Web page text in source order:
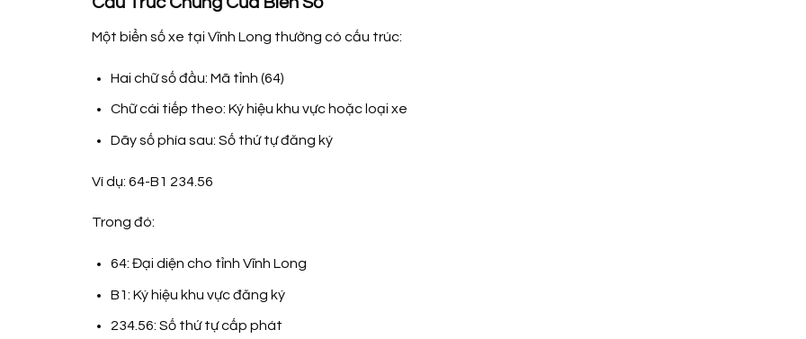
Một biển số xe tại Vĩnh Long thường có cấu trúc:
Hai chữ số đầu: Mã tỉnh (64)
Chữ cái tiếp theo: Ký hiệu khu vực hoặc loại xe
Dãy số phía sau: Số thứ tự đăng ký
Ví dụ: 64-B1 234.56
Trong đó:
64: Đại diện cho tỉnh Vĩnh Long
B1: Ký hiệu khu vực đăng ký
234.56: Số thứ tự cấp phát